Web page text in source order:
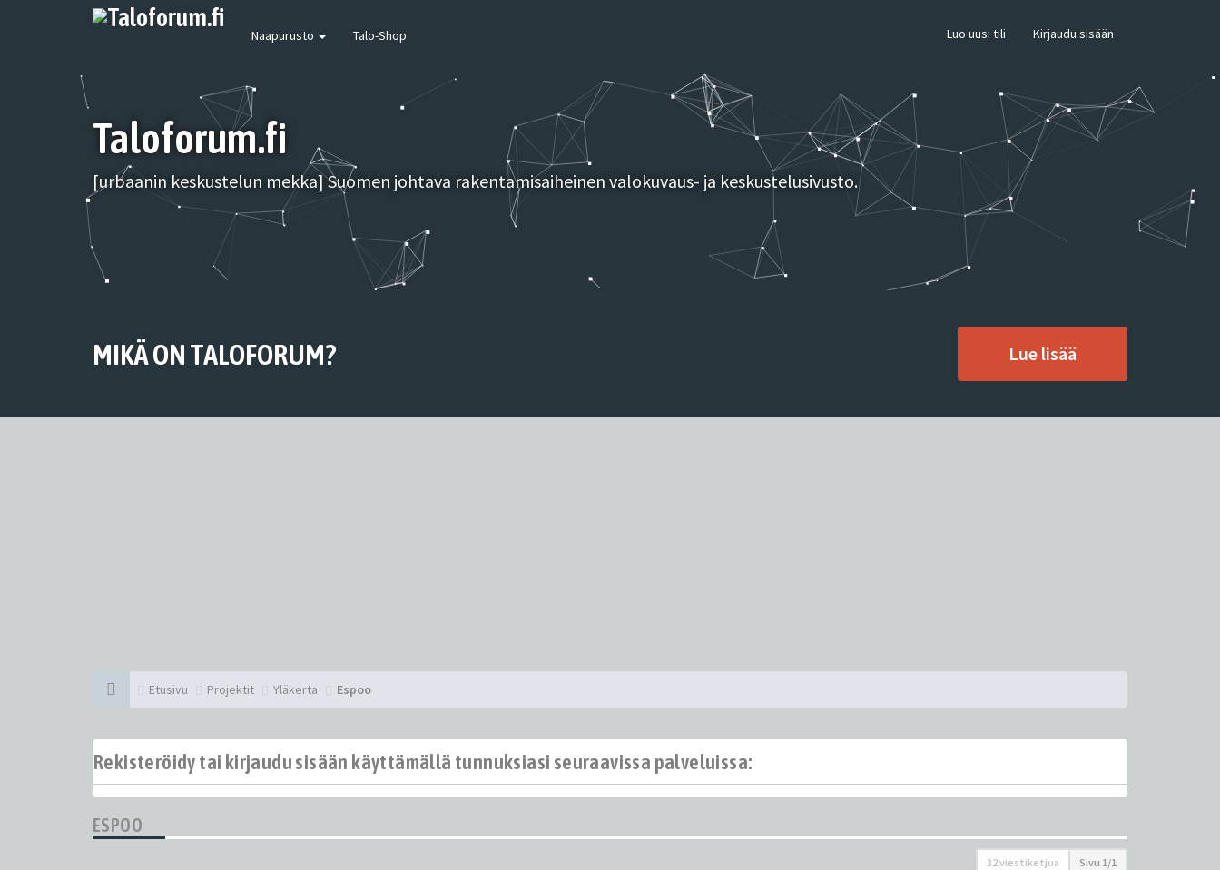
Naapurusto Talo-Shop Luo uusi tili Kirjaudu sisään
Taloforum.fi
[urbaanin keskustelun mekka] Suomen johtava rakentamisaiheinen valokuvaus- ja keskustelusivusto.
MIKÄ ON TALOFORUM? Lue lisää
Etusivu Projektit Yläkerta Espoo
Rekisteröidy tai kirjaudu sisään käyttämällä tunnuksiasi seuraavissa palveluissa:
ESPOO
32 viestiketjua Sivu 1 /1